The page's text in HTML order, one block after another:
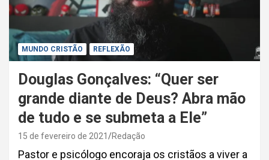
MUNDO CRISTÃO REFLEXÃO
Douglas Gonçalves: “Quer ser
grande diante de Deus? Abra mão
de tudo e se submeta a Ele”
15 de fevereiro de 2021 Redação
Pastor e psicólogo encoraja os cristãos a viver a